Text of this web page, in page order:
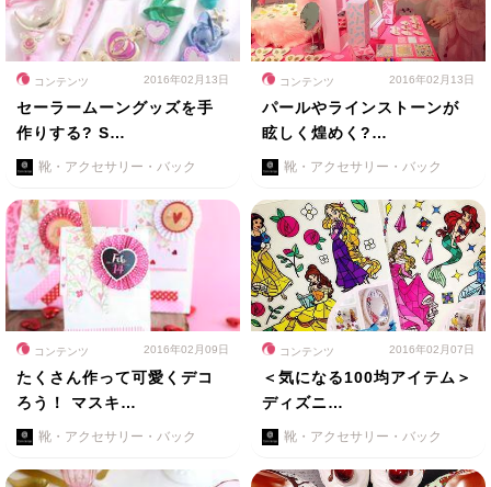
コンテンツ 2016年02月13日
セーラームーングッズを手
作りする? S…
靴・アクセサリー・バック
コンテンツ 2016年02月13日
パールやラインストーンが
眩しく煌めく?…
靴・アクセサリー・バック
コンテンツ 2016年02月09日
たくさん作って可愛くデコ
ろう！ マスキ…
靴・アクセサリー・バック
コンテンツ 2016年02月07日
＜気になる100均アイテム＞
ディズニ…
靴・アクセサリー・バック